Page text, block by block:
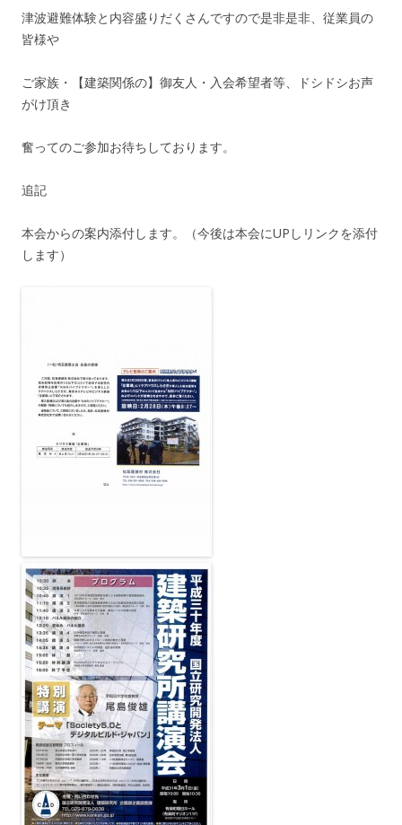
津波避難体験と内容盛りだくさんですので是非是非、従業員の
皆様や
ご家族・【建築関係の】御友人・入会希望者等、ドシドシお声
がけ頂き
奮ってのご参加お待ちしております。
追記
本会からの案内添付します。（今後は本会にUPしリンクを添付
します）